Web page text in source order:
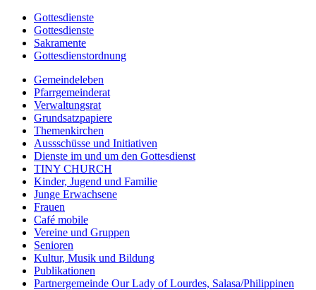
Gottesdienste
Gottesdienste
Sakramente
Gottesdienstordnung
Gemeindeleben
Pfarrgemeinderat
Verwaltungsrat
Grundsatzpapiere
Themenkirchen
Aussschüsse und Initiativen
Dienste im und um den Gottesdienst
TINY CHURCH
Kinder, Jugend und Familie
Junge Erwachsene
Frauen
Café mobile
Vereine und Gruppen
Senioren
Kultur, Musik und Bildung
Publikationen
Partnergemeinde Our Lady of Lourdes, Salasa/Philippinen